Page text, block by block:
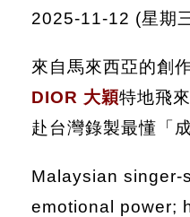
2025-11-12 (星期
來自馬來西亞的創
DIOR 大穎特地飛
赴台灣錄製最懂「
Malaysian singer-
emotional power;